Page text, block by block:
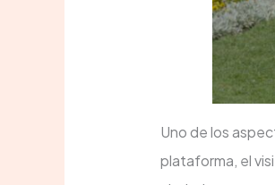
Uno de los
plataforma, el